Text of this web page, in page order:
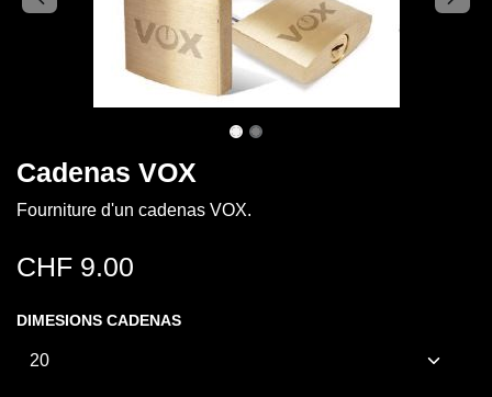
Cadenas VOX
Fourniture d'un cadenas VOX.
CHF 9.00
DIMESIONS CADENAS